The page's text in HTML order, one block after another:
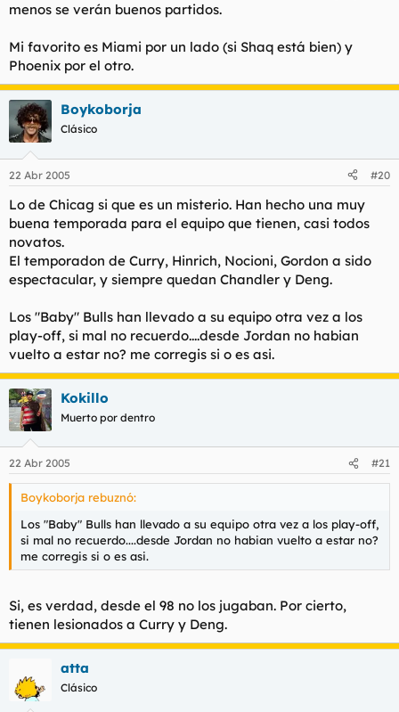
menos se verán buenos partidos.
Mi favorito es Miami por un lado (si Shaq está bien) y
Phoenix por el otro.
Boykoborja
Clásico
22 Abr 2005 #20
Lo de Chicag si que es un misterio. Han hecho una muy
buena temporada para el equipo que tienen, casi todos
novatos.
El temporadon de Curry, Hinrich, Nocioni, Gordon a sido
espectacular, y siempre quedan Chandler y Deng.
Los "Baby" Bulls han llevado a su equipo otra vez a los
play-off, si mal no recuerdo....desde Jordan no habian
vuelto a estar no? me corregis si o es asi.
Kokillo
Muerto por dentro
22 Abr 2005 #21
Boykoborja rebuznó:
Los "Baby" Bulls han llevado a su equipo otra vez a los play-off,
si mal no recuerdo....desde Jordan no habian vuelto a estar no?
me corregis si o es asi.
Si, es verdad, desde el 98 no los jugaban. Por cierto,
tienen lesionados a Curry y Deng.
atta
Clásico